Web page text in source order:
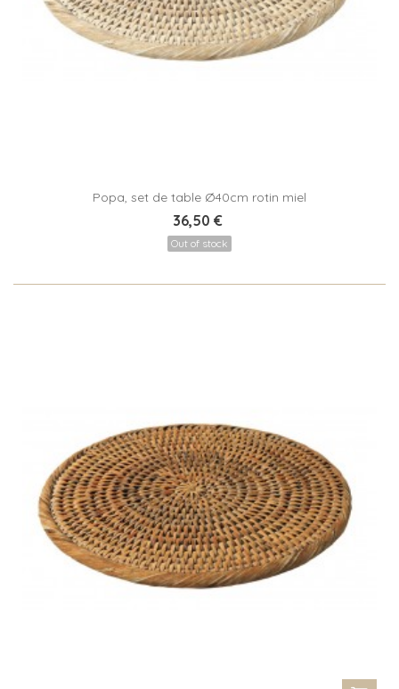
Popa, set de table Ø40cm rotin miel
36,50 €
Out of stock